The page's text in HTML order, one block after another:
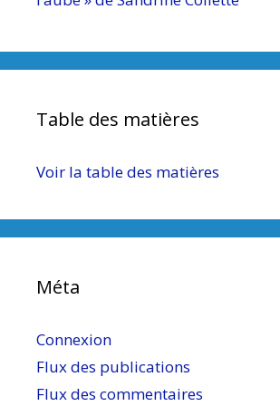
Table des matières
Voir la table des matières
Méta
Connexion
Flux des publications
Flux des commentaires